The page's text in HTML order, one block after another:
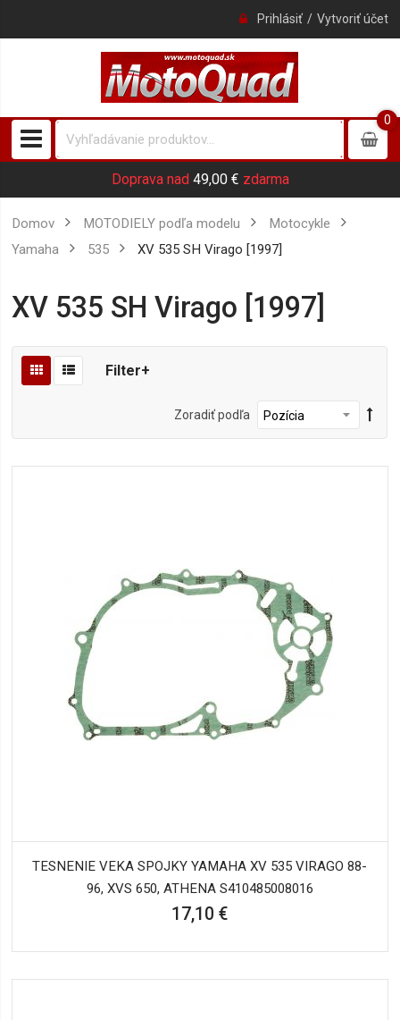
Prihlásiť Vytvoriť účet
0
0item
Doprava nad 49,00 € zdarma
Domov MOTODIELY podľa modelu
Motocykle
Yamaha
535 XV 535 SH Virago [1997]
XV 535 SH Virago [1997]
Filter+
Zoradiť podľa
TESNENIE VEKA SPOJKY YAMAHA XV 535 VIRAGO 88-
96, XVS 650, ATHENA S410485008016
17,10 €